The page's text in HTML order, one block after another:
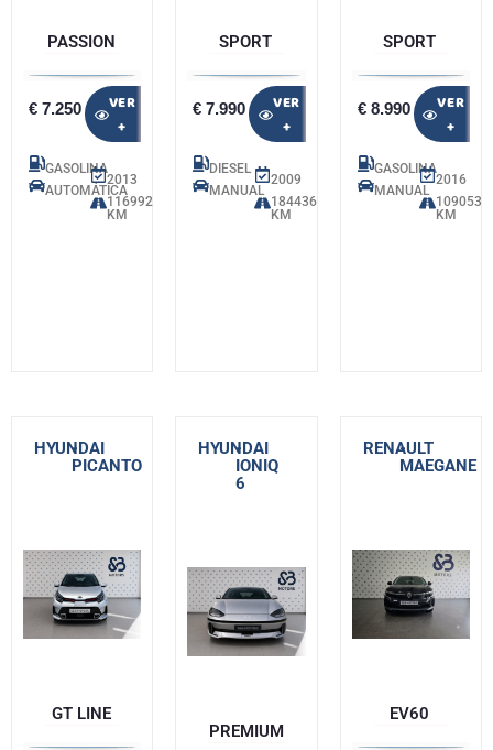
PASSION
€ 7.250
VER
+
GASOLINA
AUTOMÁTICA
2013
116992
KM
SPORT
€ 7.990
VER
+
DIESEL
MANUAL
2009
184436
KM
SPORT
€ 8.990
VER
+
GASOLINA
MANUAL
2016
109053
KM
HYUNDAI
-
PICANTO
GT LINE
HYUNDAI
-
IONIQ
6
PREMIUM
RENAULT
-
MAEGANE
EV60